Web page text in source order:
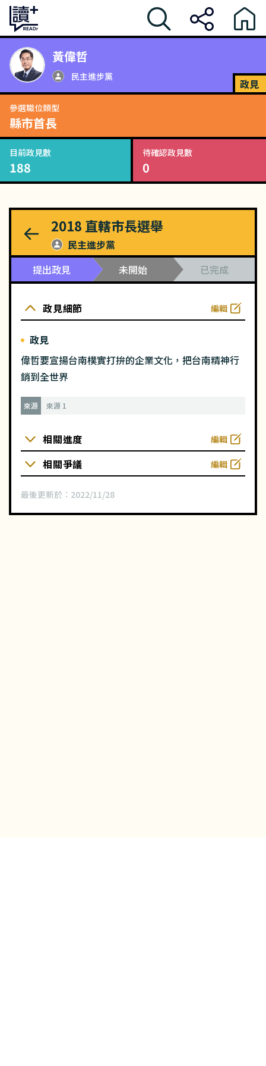
黃偉哲
民主進步黨
政見
參選職位類型
縣市首長
目前政見數
188
待確認政見數
0
2018 直轄市長選舉
民主進步黨
提出政見
未開始 已完成
政見細節 編輯
政見
偉哲要宣揚台南樸實打拚的企業文化，把台南精神行
銷到全世界
來源 來源 1
相關進度 編輯
相關爭議 編輯
最後更新於： 2022/11/28